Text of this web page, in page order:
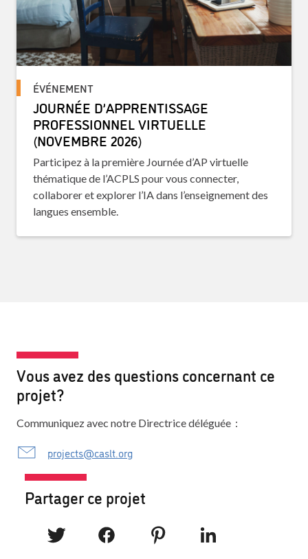
ÉVÉNEMENT
JOURNÉE D’APPRENTISSAGE
PROFESSIONNEL VIRTUELLE
(NOVEMBRE 2026)
Participez à la première Journée d’AP virtuelle
thématique de l’ACPLS pour vous connecter,
collaborer et explorer l’IA dans l’enseignement des
langues ensemble.
Vous avez des questions concernant ce
projet?
Communiquez avec notre Directrice déléguée :
projects@caslt.org
Partager ce projet